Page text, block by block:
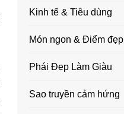
Kinh tế & Tiêu dùng
Món ngon & Điểm đẹp
Phái Đẹp Làm Giàu
Sao truyền cảm hứng